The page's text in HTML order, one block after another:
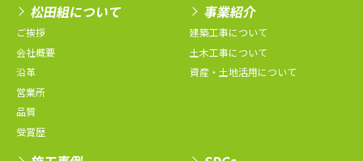
松田組について
ご挨拶
会社概要
沿革
営業所
品質
受賞歴
事業紹介
建築工事について
土木工事について
資産・土地活用について